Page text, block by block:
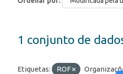
1 conjunto de
Etiquetas: ROF